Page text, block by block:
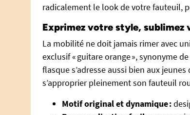
radicalement le look de votre fauteuil,
Exprimez votre style,
La mobilité ne doit jamais rimer avec
exclusif « guitare orange », synonyme
flasque s’adresse aussi bien aux
s’approprier pleinement son fauteuil
Motif original et dynamique :